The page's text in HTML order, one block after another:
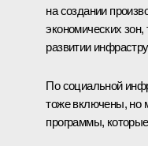
на создании
экономических зон,
развитии
По социальной
тоже включены, но
программы,